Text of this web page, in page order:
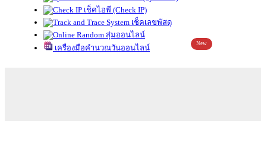
เช็คไอพี (Check IP)
เช็คเลขพัสดุ
สุ่มออนไลน์
เครื่องมือคำนวณวันออนไลน์
New